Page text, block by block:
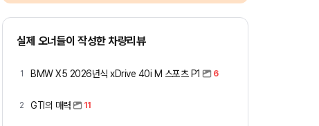
실제 오너들이 작성한 차량리뷰
1 BMW X5 2026년식 xDrive 40i M 스포츠 P1 6
2 GTI의 매력 11